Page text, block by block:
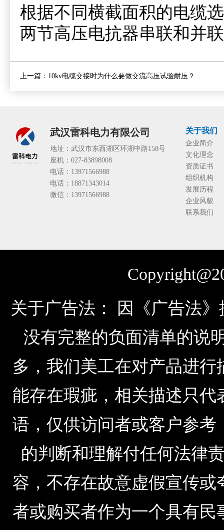
根据不同横截面积的电缆
两节高压电抗器串联和并
上一篇： 10kv电缆交接时为什么要做交流高压试验耐压？
武汉雷科电力有限公司
地址：武汉市东西湖区环湖中路158号
座机：027-83898008
电话：13971566988
电话：18871343014
微信：13971566988
关于我们
企业简介
文化理念
资质证书
组织机构
发展历程
企业风貌
联系我们
关于广告法： 因《广告法
没有完整的负面清单的说
多，我们美工在对产品进
能存在瑕疵，相关描述只
语，仅供访问者或客户参
的判断和理解付任何法律
容，不存在故意虚假宣传
者或购买者作为一个具有